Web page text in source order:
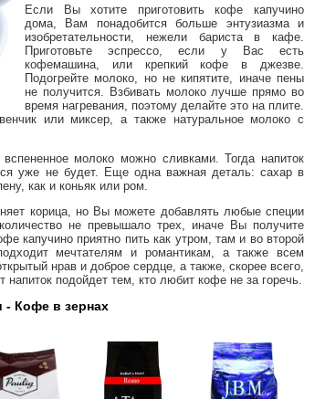
Если Вы хотите приготовить кофе капучино
дома, Вам понадобится больше энтузиазма и
изобретательности, нежели бариста в кафе.
Приготовьте эспрессо, если у Вас есть
кофемашина, или крепкий кофе в джезве.
Подогрейте молоко, но не кипятите, иначе пены
не получится. Взбивать молоко лучше прямо во
время нагревания, поэтому делайте это на плите.
или миксер, а также натуральное молоко с
молоко можно сливками. Тогда напиток
уже не будет. Еще одна важная деталь: сахар в
как и коньяк или ром.
корица, но Вы можете добавлять любые специи
не превышало трех, иначе Вы получите
капучино приятно пить как утром, там и во второй
мечтателям и романтикам, а также всем
нрав и доброе сердце, а также, скорее всего,
подойдет тем, кто любит кофе не за горечь.
- Кофе в зернах